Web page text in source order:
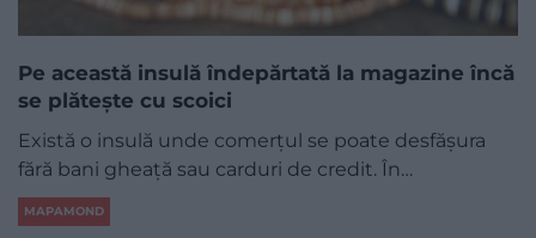
Pe această insulă îndepărtată la magazine încă
se plătește cu scoici
Există o insulă unde comerțul se poate desfășura
fără bani gheață sau carduri de credit. În…
MAPAMOND